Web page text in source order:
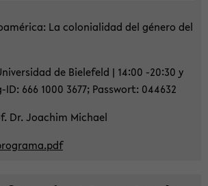
La co­lo­nia­li­dad del género del
de Bie­le­feld | 14:00 -20:30 y
666 1000 3677; Pass­wort: 044632
Dr. Joa­chim Mi­cha­el